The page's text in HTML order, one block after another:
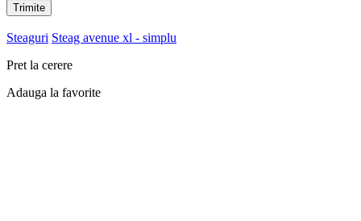
Trimite
Steaguri Steag avenue xl - simplu
Pret la cerere
Adauga la favorite